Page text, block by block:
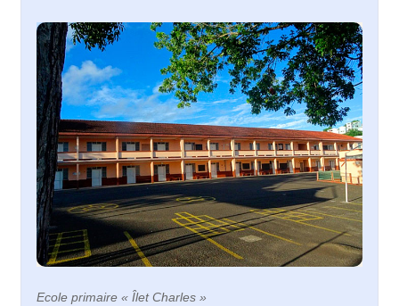
Ecole primaire « Îlet Charles »